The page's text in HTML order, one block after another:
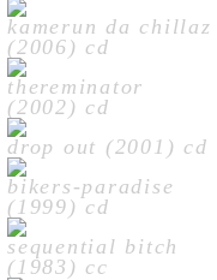
kamerun da chillaz
(2006) cd
thereminator
(2002) cd
drop out (2001) cd
bikers-paradise
(1999) cd
sequential bitch
(1983) cc